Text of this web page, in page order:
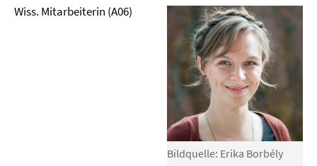
Bildquelle: Erika Borbély
Wiss. Mitarbeiterin (A06)